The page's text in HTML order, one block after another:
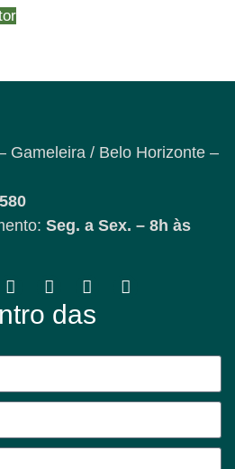
Gameleira / Belo Horizonte –
Seg. a Sex. – 8h às
das